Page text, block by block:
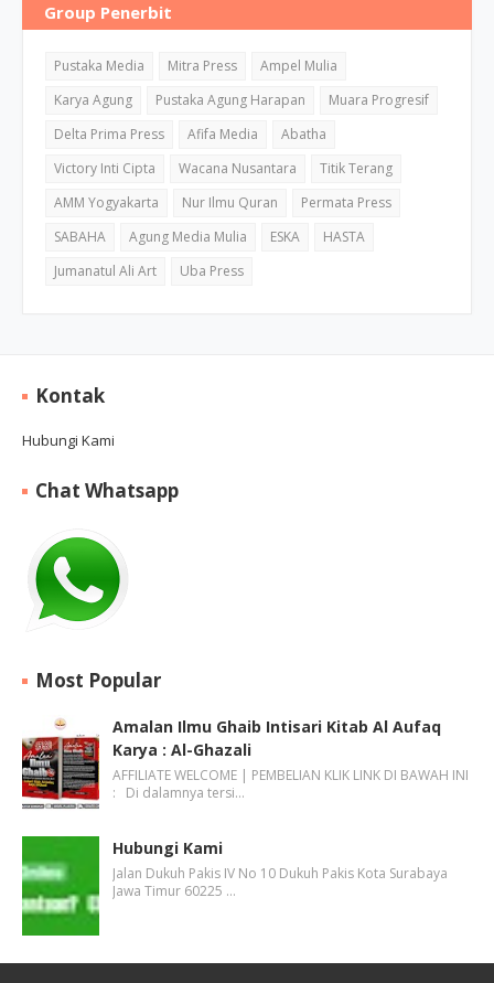
Group Penerbit
Pustaka Media Mitra Press
Ampel Mulia
Karya Agung
Pustaka Agung Harapan
Muara Progresif
Delta Prima Press
Afifa Media
Abatha
Victory Inti Cipta
Wacana Nusantara
Titik Terang
AMM Yogyakarta
Nur Ilmu Quran
Permata Press
SABAHA
Agung Media Mulia ESKA
HASTA
Jumanatul Ali Art
Uba Press
Kontak
Hubungi Kami
Chat Whatsapp
Most Popular
Amalan Ilmu Ghaib Intisari Kitab Al Aufaq
Karya : Al-Ghazali
AFFILIATE WELCOME | PEMBELIAN KLIK LINK DI BAWAH INI
: Di dalamnya tersi…
Hubungi Kami
Jalan Dukuh Pakis IV No 10 Dukuh Pakis Kota Surabaya
Jawa Timur 60225 …